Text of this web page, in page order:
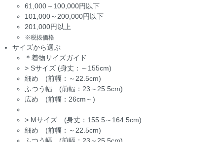
61,000～100,000円以下
101,000～200,000円以下
201,000円以上
※税抜価格
サイズから選ぶ
＊着物サイズガイド
> Sサイズ (身丈：～155cm)
細め (前幅：～22.5cm)
ふつう幅 (前幅：23～25.5cm)
広め (前幅：26cm～)
> Mサイズ (身丈：155.5～164.5cm)
細め (前幅：～22.5cm)
ふつう幅 (前幅：23～25.5cm)